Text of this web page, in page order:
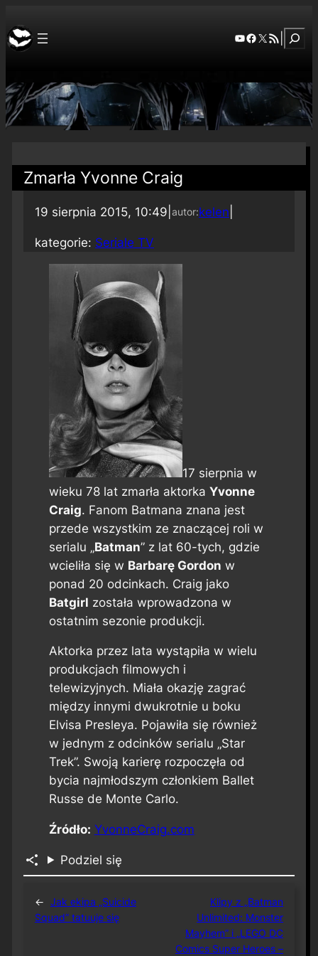
YouTube
Facebook
X RSS Feed
Zmarła Yvonne Craig
19 sierpnia 2015, 10:49 autor:kelen
kategorie: Seriale TV
17 sierpnia w
wieku 78 lat zmarła aktorka Yvonne
Craig. Fanom Batmana znana jest
przede wszystkim ze znaczącej roli w
serialu „Batman” z lat 60-tych, gdzie
wcieliła się w Barbarę Gordon w
ponad 20 odcinkach. Craig jako
Batgirl została wprowadzona w
ostatnim sezonie produkcji.
Aktorka przez lata wystąpiła w wielu
produkcjach filmowych i
telewizyjnych. Miała okazję zagrać
między innymi dwukrotnie u boku
Elvisa Presleya. Pojawiła się również
w jednym z odcinków serialu „Star
Trek”. Swoją karierę rozpoczęła od
bycia najmłodszym członkiem Ballet
Russe de Monte Carlo.
Źródło: YvonneCraig.com
Podziel się
← Jak ekipa „Suicide
Squad” tatuuje się
Klipy z „Batman
Unlimited: Monster
Mayhem” i „LEGO DC
Comics Super Heroes –